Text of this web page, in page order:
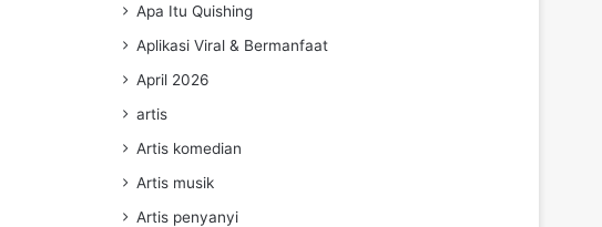
Apa Itu Quishing
Aplikasi Viral & Bermanfaat
April 2026
artis
Artis komedian
Artis musik
Artis penyanyi